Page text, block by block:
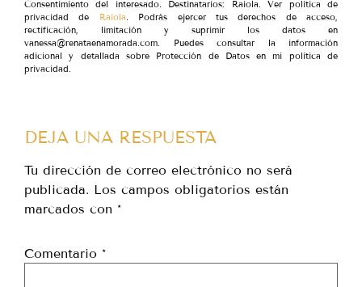
Consentimiento del interesado. Destinatarios: Raiola. Ver política de
privacidad de Raiola. Podrás ejercer tus derechos de acceso,
rectificación, limitación y suprimir los datos en
vanessa@renataenamorada.com. Puedes consultar la información
adicional y detallada sobre Protección de Datos en mi política de
privacidad.
DEJA UNA RESPUESTA
Tu dirección de correo electrónico no será
publicada. Los campos obligatorios están
marcados con *
Comentario *